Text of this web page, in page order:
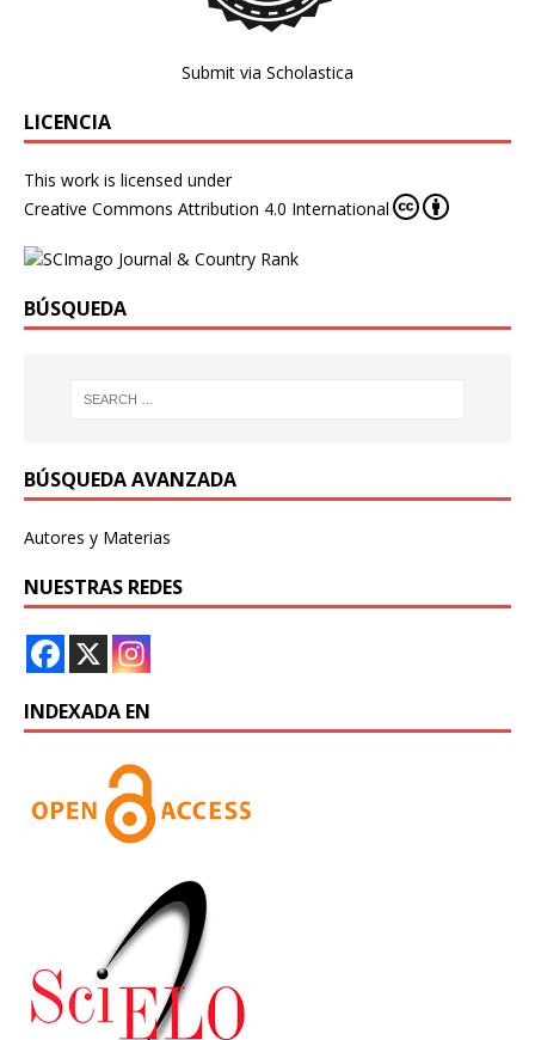
Submit via Scholastica
LICENCIA
This work is licensed under
Creative Commons Attribution 4.0 International
BÚSQUEDA
BÚSQUEDA AVANZADA
Autores y Materias
NUESTRAS REDES
INDEXADA EN